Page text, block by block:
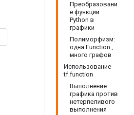
Преобразовани
е функций
Python в
графики
Полиморфизм:
одна Function ,
много графов
Использование
tf.function
Выполнение
графика против
нетерпеливого
выполнения